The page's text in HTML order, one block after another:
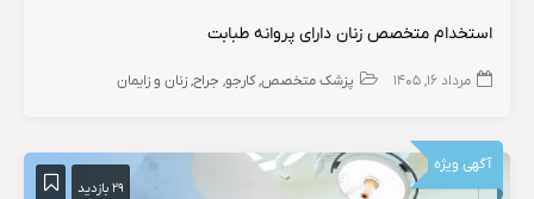
استخدام متخصص زنان دارای پروانه طبابت
مرداد ۱۶, ۱۴۰۵ پزشک متخصص کارجو جراح زنان و زایمان
آگهی ویژه
۲۹ بازدید